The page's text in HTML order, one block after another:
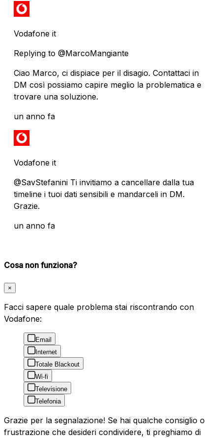
Vodafone it
Replying to @MarcoMangiante
Ciao Marco, ci dispiace per il disagio. Contattaci in
DM così possiamo capire meglio la problematica e
trovare una soluzione.
un anno fa
Vodafone it
@SavStefanini Ti invitiamo a cancellare dalla tua
timeline i tuoi dati sensibili e mandarceli in DM.
Grazie.
un anno fa
Cosa non funziona?
×
Facci sapere quale problema stai riscontrando con
Vodafone:
Email
Internet
Totale Blackout
Wi-fi
Televisione
Telefonia
Grazie per la segnalazione! Se hai qualche consiglio o
frustrazione che desideri condividere, ti preghiamo di